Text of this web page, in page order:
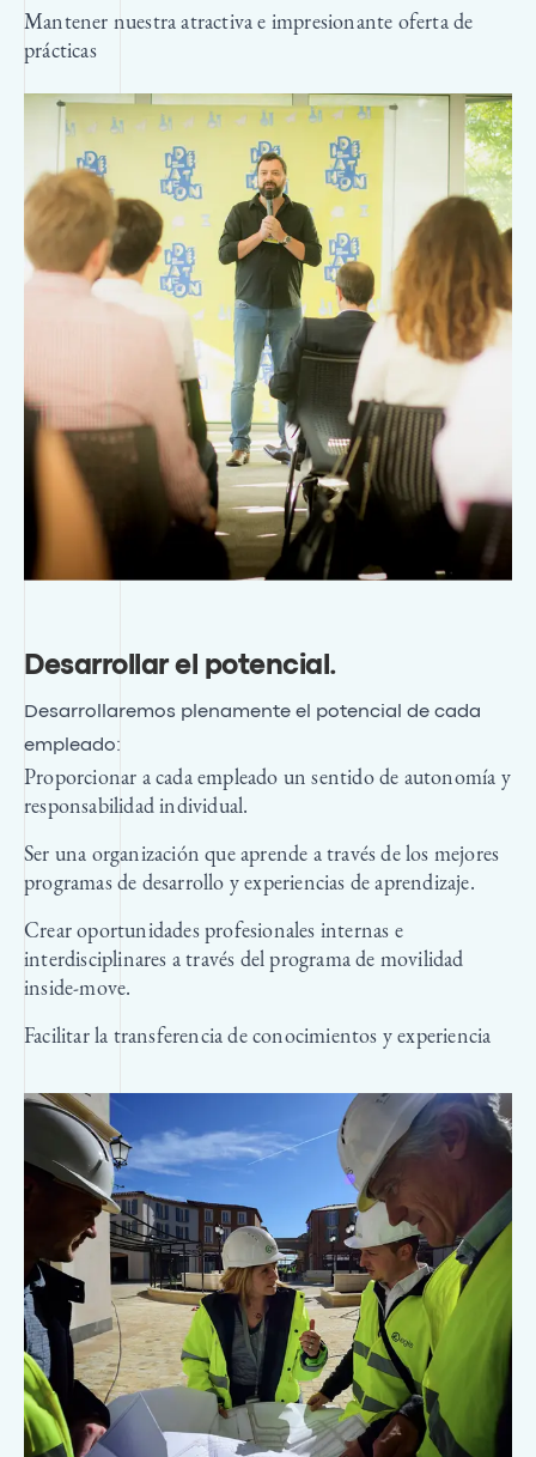
Mantener nuestra atractiva e impresionante oferta de
prácticas
Desarrollar el potencial .
Desarrollaremos plenamente el potencial de cada
empleado:
Proporcionar a cada empleado un sentido de autonomía y
responsabilidad individual.
Ser una organización que aprende a través de los mejores
programas de desarrollo y experiencias de aprendizaje.
Crear oportunidades profesionales internas e
interdisciplinares a través del programa de movilidad
inside-move.
Facilitar la transferencia de conocimientos y experiencia